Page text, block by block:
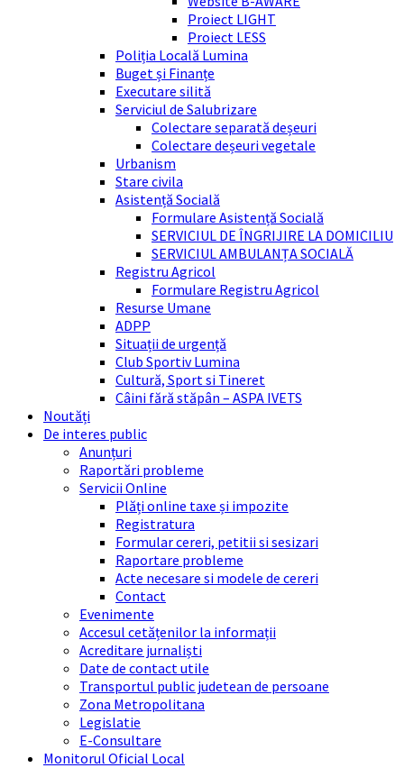
Proiect LIGHT
Proiect LESS
Poliția Locală Lumina
Buget și Finanțe
Executare silită
Serviciul de Salubrizare
Colectare separată deșeuri
Colectare deșeuri vegetale
Urbanism
Stare civila
Asistență Socială
Formulare Asistență Socială
SERVICIUL DE ÎNGRIJIRE LA DOMICILIU
SERVICIUL AMBULANȚA SOCIALĂ
Registru Agricol
Formulare Registru Agricol
Resurse Umane
ADPP
Situații de urgență
Club Sportiv Lumina
Cultură, Sport si Tineret
Câini fără stăpân – ASPA IVETS
Noutăți
De interes public
Anunțuri
Raportări probleme
Servicii Online
Plăți online taxe și impozite
Registratura
Formular cereri, petitii si sesizari
Raportare probleme
Acte necesare si modele de cereri
Contact
Evenimente
Accesul cetățenilor la informații
Acreditare jurnaliști
Date de contact utile
Transportul public judetean de persoane
Zona Metropolitana
Legislatie
E-Consultare
Monitorul Oficial Local